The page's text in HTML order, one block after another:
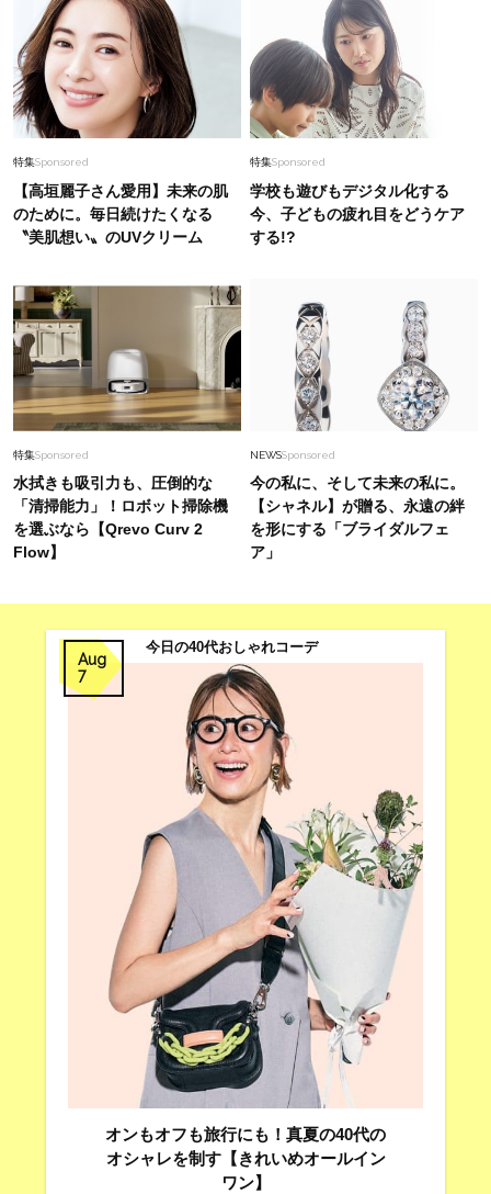
特集Sponsored
【高垣麗子さん愛用】未来の肌
のために。毎日続けたくなる
〝美肌想い〟のUVクリーム
特集Sponsored
学校も遊びもデジタル化する
今、子どもの疲れ目をどうケア
する!?
特集Sponsored
水拭きも吸引力も、圧倒的な
「清掃能力」！ロボット掃除機
を選ぶなら【Qrevo Curv 2
Flow】
NEWSSponsored
今の私に、そして未来の私に。
【シャネル】が贈る、永遠の絆
を形にする「ブライダルフェ
ア」
Aug
7
今日の40代おしゃれコーデ
オンもオフも旅行にも！真夏の40代の
オシャレを制す【きれいめオールイン
ワン】